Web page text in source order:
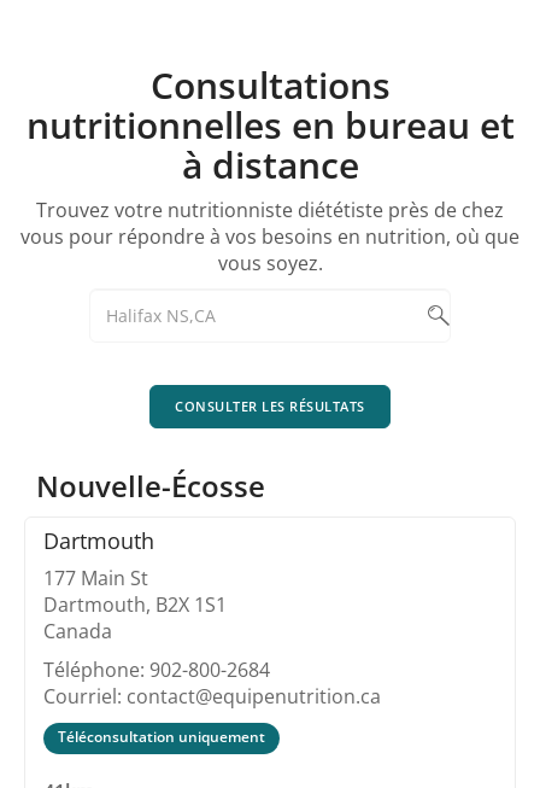
Consultations
nutritionnelles en bureau et
à distance
Trouvez votre nutritionniste diététiste près de chez
vous pour répondre à vos besoins en nutrition, où que
vous soyez.
CONSULTER LES RÉSULTATS
Nouvelle-Écosse
Dartmouth
177 Main St
Dartmouth, B2X 1S1
Canada
Téléphone: 902-800-2684
Courriel: contact@equipenutrition.ca
Téléconsultation uniquement